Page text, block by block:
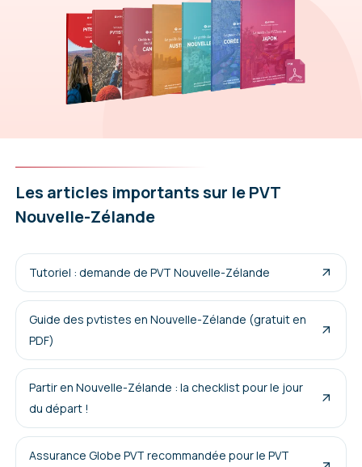
Les articles importants sur le PVT
Nouvelle-Zélande
Tutoriel : demande de PVT Nouvelle-Zélande
Guide des pvtistes en Nouvelle-Zélande (gratuit en
PDF)
Partir en Nouvelle-Zélande : la checklist pour le jour
du départ !
Assurance Globe PVT recommandée pour le PVT